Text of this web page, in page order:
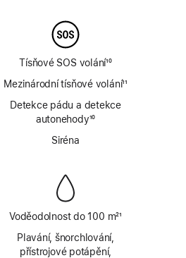
Tísňové SOS volání
Poznámka
10
Mezinárodní tísňové volání11
Detekce pádu a detekce
autonehody10
Siréna
Voděodolnost do 100 m
Poznámka
21
Plavání, šnorchlování,
přístrojové potápění,